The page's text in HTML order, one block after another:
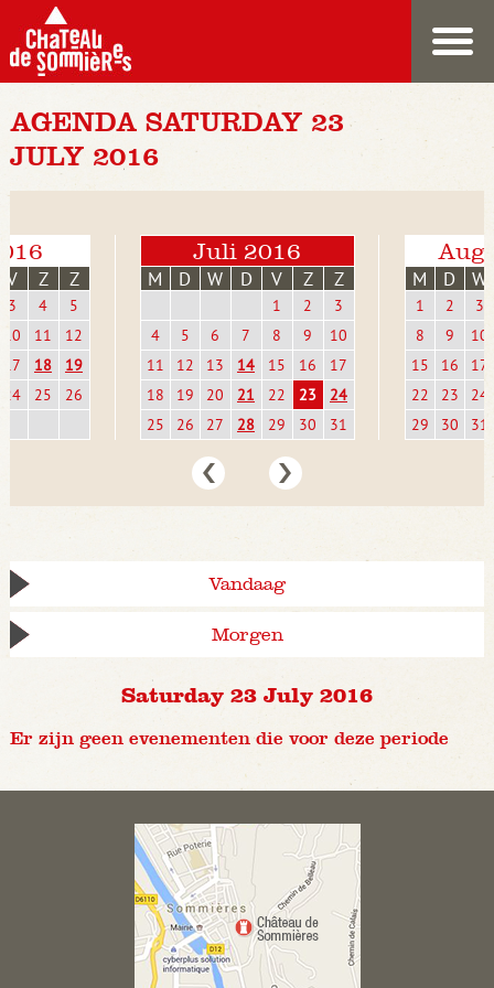
AGENDA SATURDAY 23
JULY 2016
V Z Z
3 4
5
10
11
12
17
18
19
24
25 26
Juli 2016
M D W D V Z Z
1 2
3
4
5 6 7 8 9
10
11
12 13 14 15 16
17
18
19 20 21 22 23
24
25
26 27 28 29 30 31
M D W
1 2
3
8
9
10
15
16
17
22
23
24
29
30 31
Vandaag
Morgen
Saturday 23 July 2016
Er zijn geen evenementen die voor deze periode